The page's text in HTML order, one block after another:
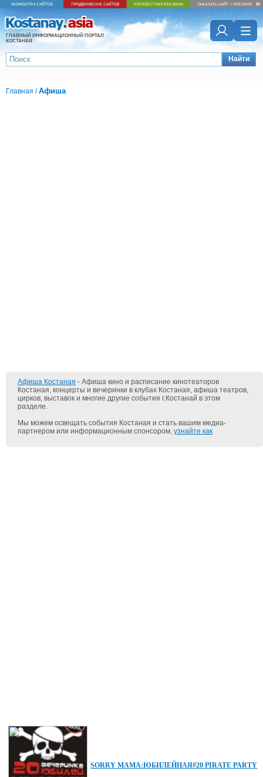
ГЛАВНЫЙ ИНФОРМАЦИОННЫЙ ПОРТАЛ
КОСТАНАЯ
Найти
Главная /Афиша
Афиша Костаная - Афиша кино и расписание кинотеаторов
Костаная, концерты и вечеринки в клубах Костаная, афиша театров,
цирков, выставок и многие другие события г.Костанай в этом
разделе.
Мы можем освещать события Костаная и стать вашим медиа-
партнером или информационным спонсором, узнайте как
SORRY MAMA:ЮБИЛЕЙНАЯ#20 PIRATE PARTY